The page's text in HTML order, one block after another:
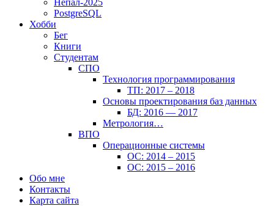
PostgreSQL
Хобби
Бег
Книги
Студентам
СПО
Технология программирования
ТП: 2017 – 2018
Основы проектирования баз данных
БД: 2016 — 2017
Метрология…
ВПО
Операционные системы
ОС: 2014 – 2015
ОС: 2015 – 2016
Обо мне
Контакты
Карта сайта